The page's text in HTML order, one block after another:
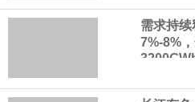
36.14 亿元，已发行股份总
减。H 股已符合适用的公众
本田：熊本摩托车工厂已于
需求持
7%-8%